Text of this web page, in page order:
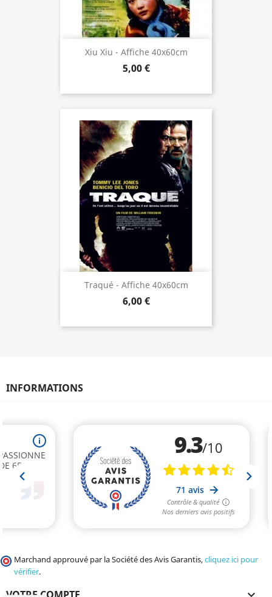
Xiu Xiu - Affiche 40x60cm
5,00 €
Traqué - Affiche 40x60cm
6,00 €
INFORMATIONS
Marchand approuvé par la Société des Avis Garantis,cliquez ici pour
vérifier.